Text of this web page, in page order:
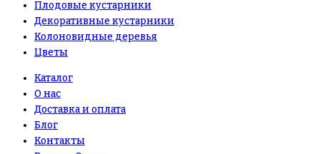
Плодовые кустарники
Декоративные кустарники
Колоновидные деревья
Цветы
Каталог
О нас
Доставка и оплата
Блог
Контакты